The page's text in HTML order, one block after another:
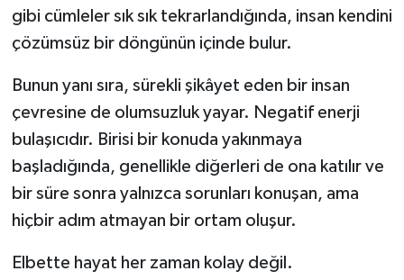
gibi cümleler sık sık tekrarlandığında, insan kendini
çözümsüz bir döngünün içinde bulur.
Bunun yanı sıra, sürekli şikâyet eden bir insan
çevresine de olumsuzluk yayar. Negatif enerji
bulaşıcıdır. Birisi bir konuda yakınmaya
başladığında, genellikle diğerleri de ona katılır ve
bir süre sonra yalnızca sorunları konuşan, ama
hiçbir adım atmayan bir ortam oluşur.
Elbette hayat her zaman kolay değil.